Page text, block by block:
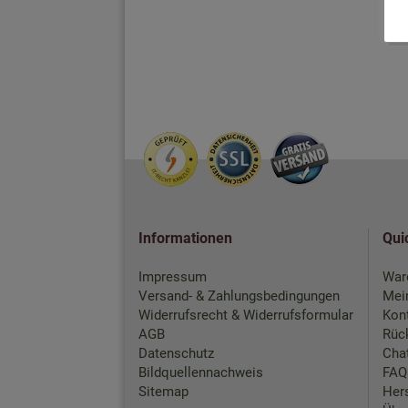
Informationen
Impressum
Versand- & Zahlungsbedingungen
Widerrufsrecht & Widerrufsformular
AGB
Datenschutz
Bildquellennachweis
Sitemap
FAQ